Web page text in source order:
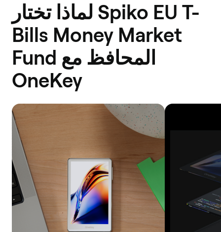
لماذا تختار Spiko EU T-
Bills Money Market
Fund المحافظ مع
OneKey